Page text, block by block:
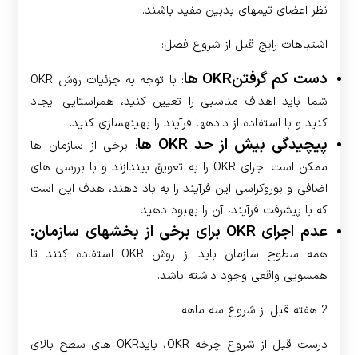
نظر اعضای تیم­های بدبین‌ مفید باشند.
اشتباهات رایج قبل از شروع فصل:
دست کم گرفتن­OKR ها
: با توجه به جزئیات روش OKR
شما باید اهداف مناسبی را تعیین کنید، همراستایی ایجاد
کنید و با استفاده از داده­ها فرآیند را بهینه­سازی کنید.
پیچیدگی بیش از حد OKR ها
: برخی از سازمان ها
ممکن است اجرای OKR را به تعویق بیندازند و با بررسی های
اضافی و بوروکراسی این فرآیند را به باد دهند، هدف این است
که با پیشرفت فرآیند، آن را بهبود دهید
عدم اجرای OKR برای برخی از بخش­های سازمان:
همه سطوح سازمان باید از روش OKR استفاده کنند تا
همسویی واقعی وجود داشته باشد.
2 هفته قبل از شروع سه ماهه
درست قبل از شروع چرخه ­OKR، باید­OKR های سطح بالای